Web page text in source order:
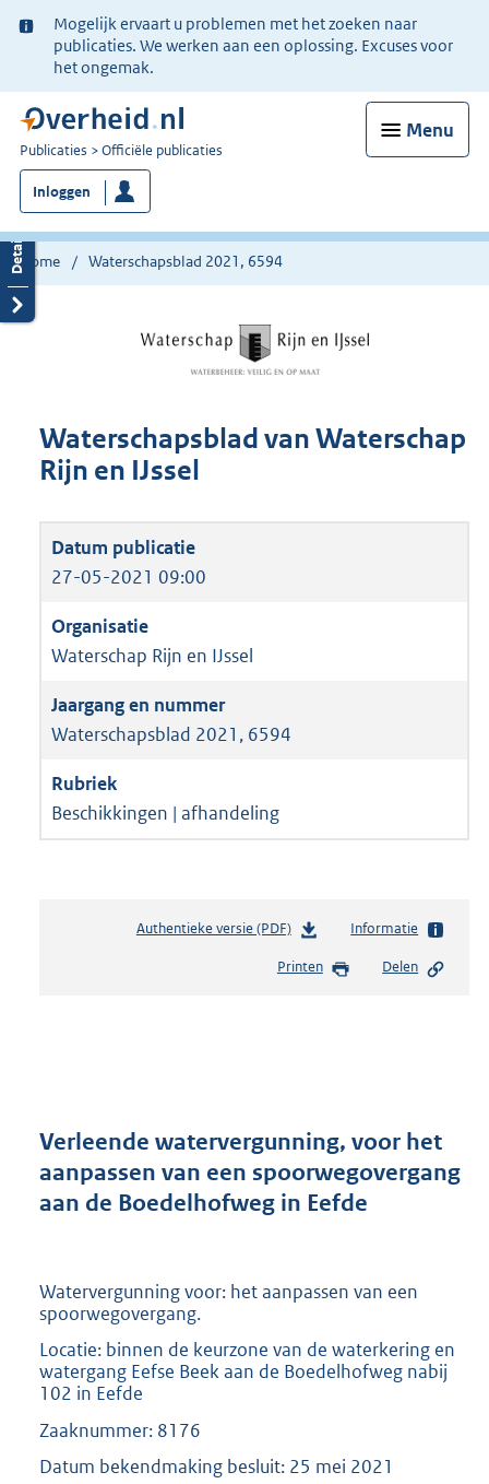
Ter
informatie:
Mogelijk ervaart u problemen met het zoeken naar
publicaties. We werken aan een oplossing. Excuses voor
het ongemak.
Menu
U
bent
nu
hier:
Publicaties Officiële publicaties
Inloggen
Home Waterschapsblad 2021, 6594
Waterschapsblad van Waterschap
Rijn en IJssel
27-05-2021 09:00
Waterschap Rijn en IJssel
Waterschapsblad 2021, 6594
Beschikkingen | afhandeling
Authentieke versie (PDF)b
s
r
o
t
2
K
Informatie
Printen Delen
Verleende watervergunning, voor het
aanpassen van een spoorwegovergang
aan de Boedelhofweg in Eefde
Watervergunning voor: het aanpassen van een
spoorwegovergang.
Locatie: binnen de keurzone van de waterkering en
watergang Eefse Beek aan de Boedelhofweg nabij
102 in Eefde
Zaaknummer: 8176
Datum bekendmaking besluit: 25 mei 2021